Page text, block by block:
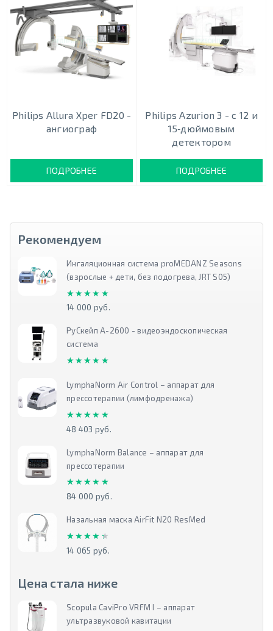
Philips Allura Xper FD20 -
ангиограф
ПОДРОБНЕЕ
Philips Azurion 3 - c 12 и
15‑дюймовым
детектором
ПОДРОБНЕЕ
Рекомендуем
Ингаляционная система proMEDANZ Seasons
(взрослые + дети, без подогрева, JRT S05)
★★★★★
★★★★★
14 000 руб.
РуСкейп А-2600 - видеоэндоскопическая
система
★★★★★
★★★★★
LymphaNorm Air Control – аппарат для
прессотерапии (лимфодренажа)
★★★★★
★★★★★
48 403 руб.
LymphaNorm Balance – аппарат для
прессотерапии
★★★★★
★★★★★
84 000 руб.
Назальная маска AirFit N20 ResMed
★★★★★
★★★★★
14 065 руб.
Цена стала ниже
Scopula CaviPro VRFM I – аппарат
ультразвуковой кавитации